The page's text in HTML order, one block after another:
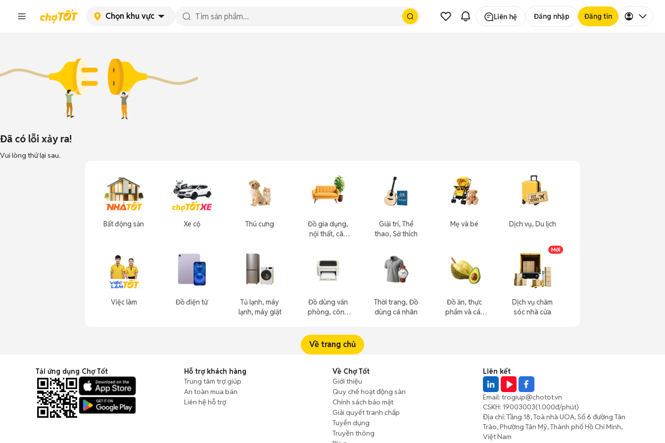
Chọn khu vực Liên hệ Đăng nhập Đăng tin
Đã có lỗi xảy ra!
Vui lòng thử lại sau.
Bất động sản
Việc làm
Xe cộ
Đồ điện tử
Thú cưng
Tủ lạnh, máy
lạnh, máy giặt
Đồ gia dụng,
nội thất, cây
Đồ dùng văn
phòng, công
Giải trí, Thể
thao, Sở thích
Thời trang, Đồ
dùng cá nhân
Mẹ và bé
Đồ ăn, thực
phẩm và các
Dịch vụ, Du lịch
Dịch vụ chăm
sóc nhà cửa
Về trang chủ
Tải ứng dụng Chợ Tốt
Hỗ trợ khách hàng
Trung tâm trợ giúp
An toàn mua bán
Liên hệ hỗ trợ
Về Chợ Tốt
Giới thiệu
Quy chế hoạt động sàn
Chính sách bảo mật
Giải quyết tranh chấp
Tuyển dụng
Truyền thông
Liên kết
Email: trogiup@chotot.vn
CSKH: 19003003(1.000đ/phút)
Địa chỉ: Tầng 18, Toà nhà UOA, Số 6 đường Tân
Trào, Phường Tân Mỹ, Thành phố Hồ Chí Minh,
Việt Nam